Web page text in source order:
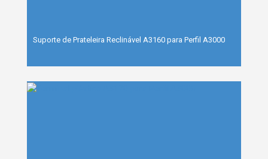
Suporte de Prateleira Reclinável A3160 para Perfil A3000